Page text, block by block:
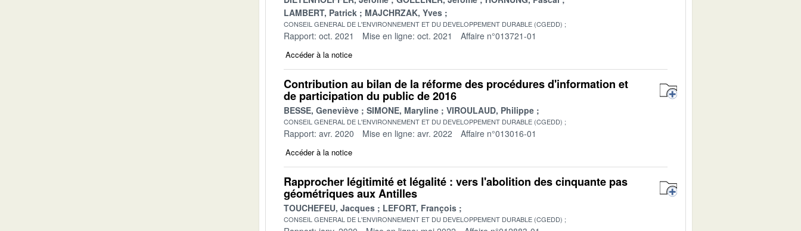
LAMBERT, Patrick
MAJCHRZAK, Yves
CONSEIL GENERAL DE L'ENVIRONNEMENT ET DU DEVELOPPEMENT DURABLE (CGEDD)
Rapport: oct. 2021 Mise en ligne: oct. 2021 Affaire n°013721-01
Accéder à la notice
Contribution au bilan de la réforme des procédures d'information et
de participation du public de 2016
BESSE, Geneviève SIMONE, Maryline VIROULAUD, Philippe
CONSEIL GENERAL DE L'ENVIRONNEMENT ET DU DEVELOPPEMENT DURABLE (CGEDD)
Rapport: avr. 2020 Mise en ligne: avr. 2022 Affaire n°013016-01
Accéder à la notice
Rapprocher légitimité et légalité : vers l'abolition des cinquante pas
géométriques aux Antilles
TOUCHEFEU, Jacques LEFORT, François
CONSEIL GENERAL DE L'ENVIRONNEMENT ET DU DEVELOPPEMENT DURABLE (CGEDD)